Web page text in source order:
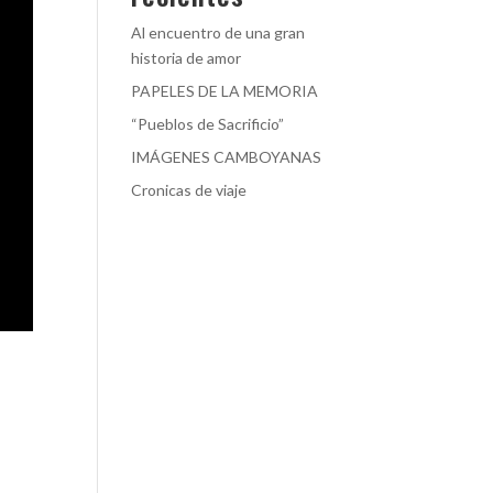
Al encuentro de una gran
historia de amor
PAPELES DE LA MEMORIA
“Pueblos de Sacrificio”
IMÁGENES CAMBOYANAS
Cronicas de viaje